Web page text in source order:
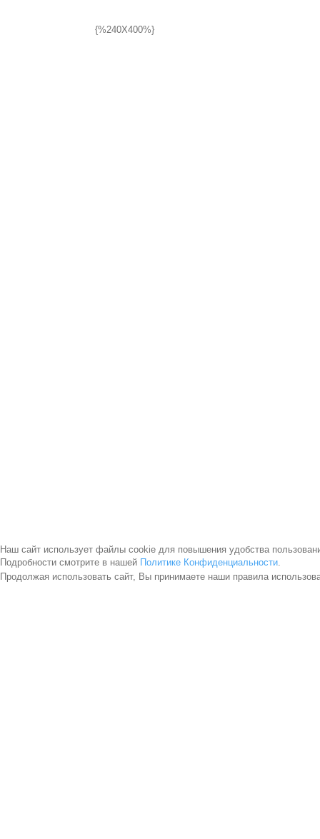
{%240X400%}
Наш сайт использует файлы cookie для повышения удобства
Подробности смотрите в нашей Политике Конфиденциальности.
Продолжая использовать сайт, Вы принимаете наши правила